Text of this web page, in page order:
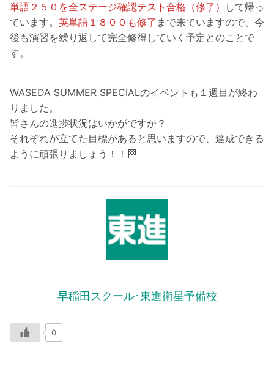
単語２５０を全ステージ確認テスト合格（修了）
して帰っ
ています。 英単語１８００も修了 まで来ていますので、今
後も演習を繰り返して完全修得していく予定とのことで
す。
WASEDA SUMMER SPECIALのイベントも１週目が終わ
りました。
皆さんの進捗状況はいかがですか？
それぞれが立てた目標があると思いますので、達成できる
ように頑張りましょう！！🏁
早稲田スクール･東進衛星予備校
0